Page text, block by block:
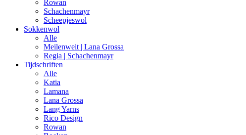
Rowan
Schachenmayr
Scheepjeswol
Sokkenwol
Alle
Meilenweit | Lana Grossa
Regia | Schachenmayr
Tijdschriften
Alle
Katia
Lamana
Lana Grossa
Lang Yarns
Rico Design
Rowan